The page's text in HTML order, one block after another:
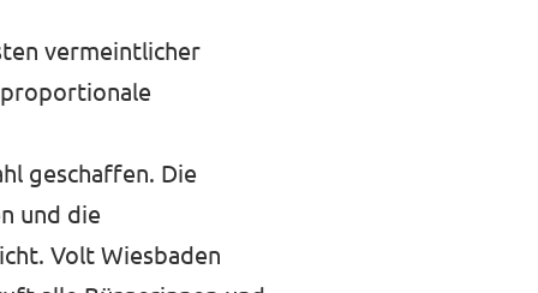
vermeintlicher
geschaffen. Die
und die
Volt Wiesbaden